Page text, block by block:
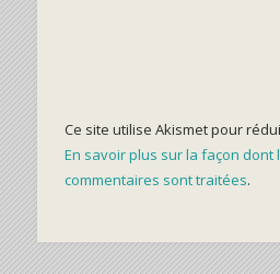
Ce site utilise Akismet pour
En savoir plus sur la façon dont
commentaires sont traitées.